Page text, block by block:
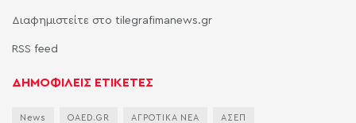
Διαφημιστείτε στο tilegrafimanews.gr
RSS feed
ΔΗΜΟΦΙΛΕΙΣ ΕΤΙΚΕΤΕΣ
News OAED.GR ΑΓΡΟΤΙΚΑ ΝΕΑ ΑΣΕΠ